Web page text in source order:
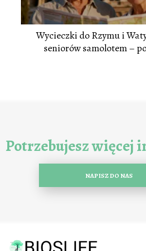
Wycieczki do Rzymu i
seniorów samolotem –
Potrzebujesz więcej
NAPISZ DO NAS